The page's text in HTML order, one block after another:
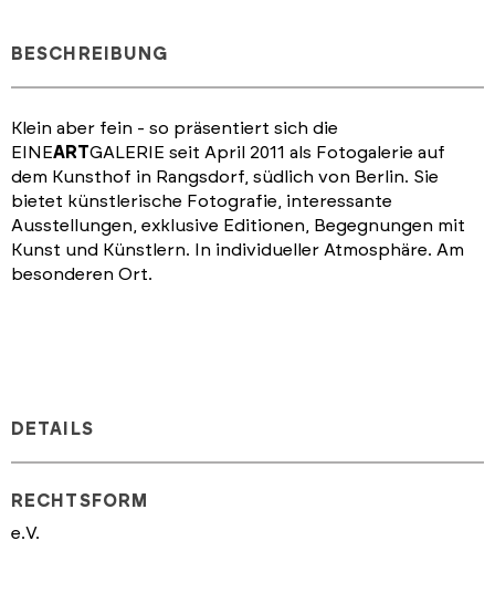
BESCHREIBUNG
Klein aber fein - so präsentiert sich die
EINEARTGALERIE seit April 2011 als Fotogalerie auf
dem Kunsthof in Rangsdorf, südlich von Berlin. Sie
bietet künstlerische Fotografie, interessante
Ausstellungen, exklusive Editionen, Begegnungen mit
Kunst und Künstlern. In individueller Atmosphäre. Am
besonderen Ort.
DETAILS
RECHTSFORM
e.V.